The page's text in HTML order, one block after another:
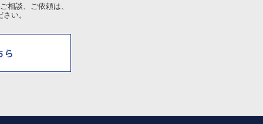
相談、ご依頼は、
い。